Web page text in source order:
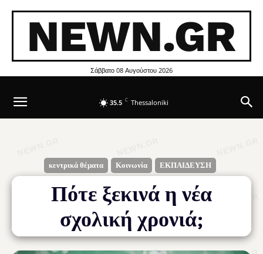
NEWN.GR
Σάββατο 08 Αυγούστου 2026
35.5 C Thessaloniki
κεντρικά θέματα Κοινωνία ΕΚΠΑΙΔΕΥΣΗ
Πότε ξεκινά η νέα
σχολική χρονιά;